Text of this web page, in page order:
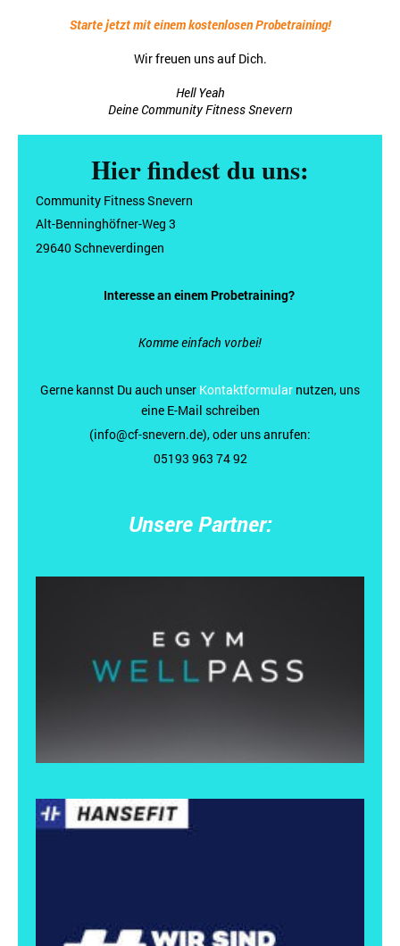
Starte jetzt mit einem kostenlosen Probetraining!
Wir freuen uns auf Dich.
Hell Yeah
Deine Community Fitness Snevern
Hier findest du uns:
Community Fitness Snevern
Alt-Benninghöfner-Weg 3
29640 Schneverdingen
Interesse an einem Probetraining?
Komme einfach vorbei!
Gerne kannst Du auch unser Kontaktformular nutzen, uns
eine E-Mail schreiben
(info@cf-snevern.de), oder uns anrufen:
05193 963 74 92
Unsere Partner: